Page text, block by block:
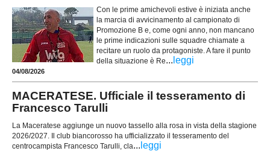
Con le prime amichevoli estive è iniziata anche
la marcia di avvicinamento al campionato di
Promozione B e, come ogni anno, non mancano
le prime indicazioni sulle squadre chiamate a
recitare un ruolo da protagoniste. A fare il punto
della situazione è Re... leggi
04/08/2026
MACERATESE. Ufficiale il tesseramento di
Francesco Tarulli
La Maceratese aggiunge un nuovo tassello alla rosa in vista della stagione
2026/2027. Il club biancorosso ha ufficializzato il tesseramento del
centrocampista Francesco Tarulli, cla... leggi